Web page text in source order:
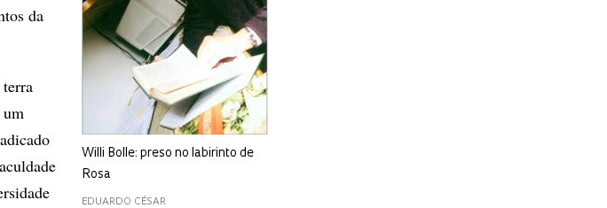
Willi Bolle: preso no labirinto de
Rosa
EDUARDO CÉSAR
da
um